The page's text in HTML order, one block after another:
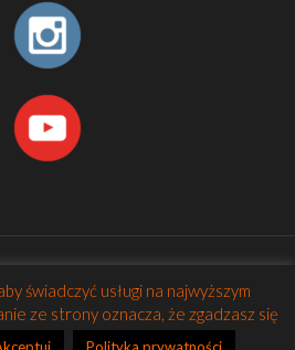
byWordPress
świadczyć usługi na najwyższym
ze strony oznacza, że zgadzasz się